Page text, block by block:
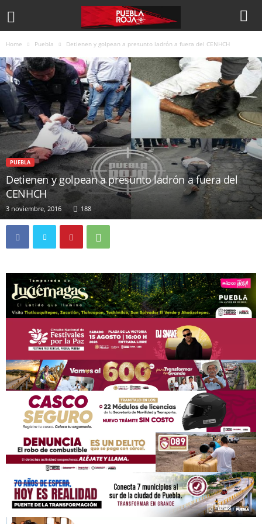
Home Puebla Detienen y golpean a presunto ladrón a fuera del CENHCH
PUEBLA
Detienen y golpean a presunto ladrón a fuera del
CENHCH
3 noviembre, 2016 188